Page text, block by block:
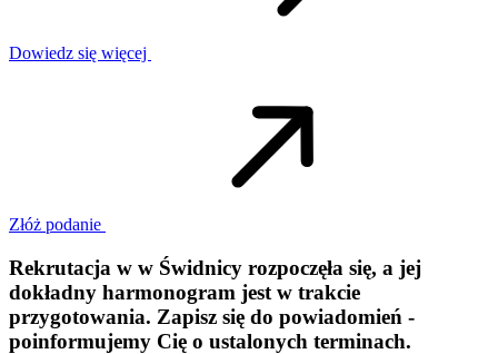
Dowiedz się więcej
Złóż podanie
Rekrutacja w w Świdnicy rozpoczęła się, a jej
dokładny harmonogram jest w trakcie
przygotowania. Zapisz się do powiadomień -
poinformujemy Cię o ustalonych terminach.